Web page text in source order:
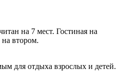
на 7 мест. Гостиная на
втором.
для отдыха взрослых и детей.